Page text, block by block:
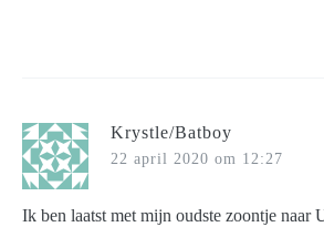
Krystle/Batboy
22 april 2020 om 12:27
Ik ben laatst met mijn oudste zoontje naar